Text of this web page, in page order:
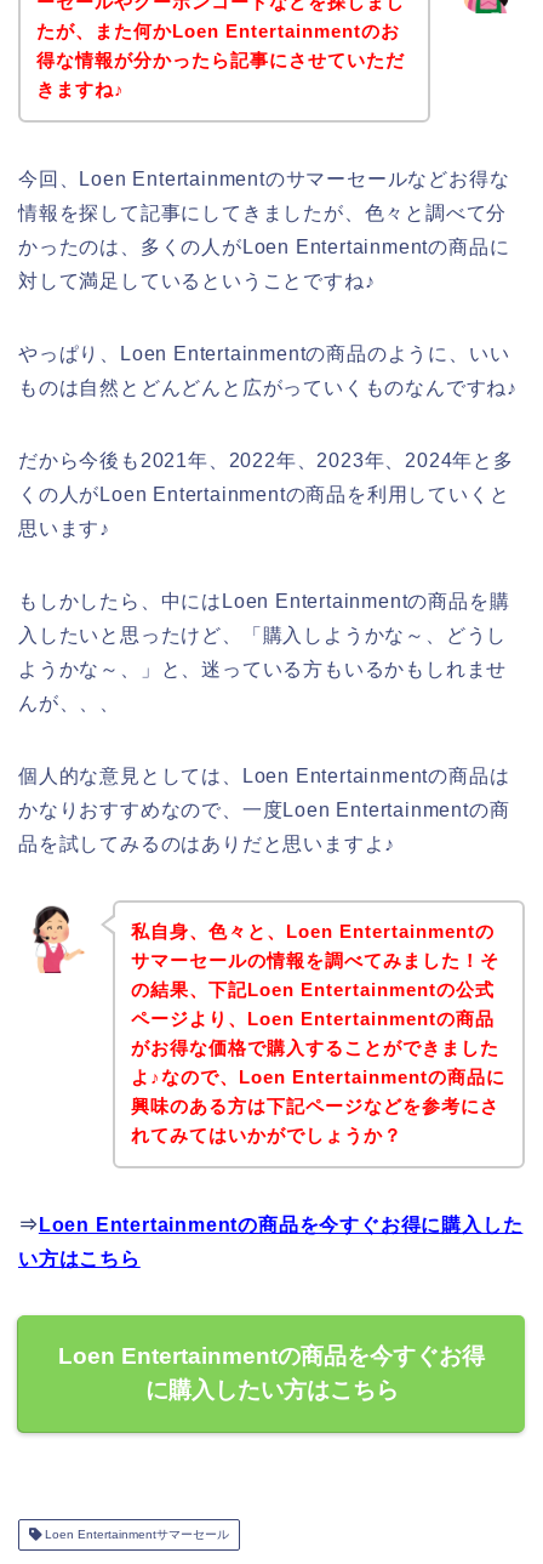
たが、また何かLoen Entertainmentのお
得な情報が分かったら記事にさせていただ
きますね♪
今回、Loen Entertainmentのサマーセールなどお得な
情報を探して記事にしてきましたが、色々と調べて分
かったのは、多くの人がLoen Entertainmentの商品に
対して満足しているということですね♪
やっぱり、Loen Entertainmentの商品のように、いい
ものは自然とどんどんと広がっていくものなんですね♪
だから今後も2021年、2022年、2023年、2024年と多
くの人がLoen Entertainmentの商品を利用していくと
思います♪
もしかしたら、中にはLoen Entertainmentの商品を購
入したいと思ったけど、「購入しようかな～、どうし
ようかな～、」と、迷っている方もいるかもしれませ
んが、、、
個人的な意見としては、Loen Entertainmentの商品は
かなりおすすめなので、一度Loen Entertainmentの商
品を試してみるのはありだと思いますよ♪
私自身、色々と、Loen Entertainmentの
サマーセールの情報を調べてみました！そ
の結果、下記Loen Entertainmentの公式
ページより、Loen Entertainmentの商品
がお得な価格で購入することができました
よ♪なので、Loen Entertainmentの商品に
興味のある方は下記ページなどを参考にさ
れてみてはいかがでしょうか？
⇒ Loen Entertainmentの商品を今すぐお得に購入した
い方はこちら
Loen Entertainmentの商品を今すぐお得
に購入したい方はこちら
Loen Entertainmentサマーセール